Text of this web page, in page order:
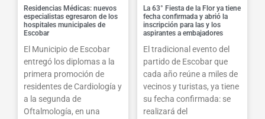
Residencias Médicas: nuevos
especialistas egresaron de los
hospitales municipales de
Escobar
El Municipio de Escobar
entregó los diplomas a la
primera promoción de
residentes de Cardiología y
a la segunda de
Oftalmología, en una
La 63° Fiesta de la Flor ya tiene
fecha confirmada y abrió la
inscripción para las y los
aspirantes a embajadores
El tradicional evento del
partido de Escobar que
cada año reúne a miles de
vecinos y turistas, ya tiene
su fecha confirmada: se
realizará del